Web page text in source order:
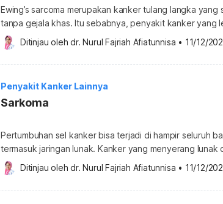
Ewing’s sarcoma merupakan kanker tulang langka yang
tanpa gejala khas. Itu sebabnya, penyakit kanker yang
anak-anak dan remaja ini lebih sulit untuk terdeteksi
sarcoma? Ewing’s sarcoma atau sarkoma Ewing adalah
yang menyerang tulang atau jaringan lunak di sekitar tulang. Sel kanker
Ditinjau oleh dr. Nurul Fajriah Afiatunnisa • 11/12/
Penyakit Kanker Lainnya
Sarkoma
Pertumbuhan sel kanker bisa terjadi di hampir seluruh
termasuk jaringan lunak. Kanker yang menyerang lunak
sarkoma. Lantas, apa yang membedakan sarkoma dengan jenis kanker
lainnya? Pada bagian tubuh mana saja jaringan lunak ini
jawabannya melalui uraian berikut. Apa itu sarkoma?
Ditinjau oleh dr. Nurul Fajriah Afiatunnisa • 11/12/